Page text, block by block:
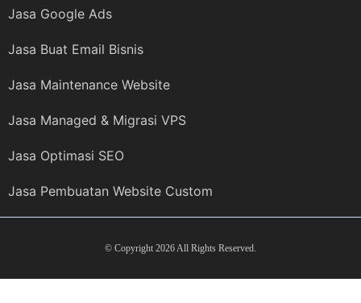
Jasa Google Ads
Jasa Buat Email Bisnis
Jasa Maintenance Website
Jasa Managed & Migrasi VPS
Jasa Optimasi SEO
Jasa Pembuatan Website Custom
© Copyright 2026 All Rights Reserved.